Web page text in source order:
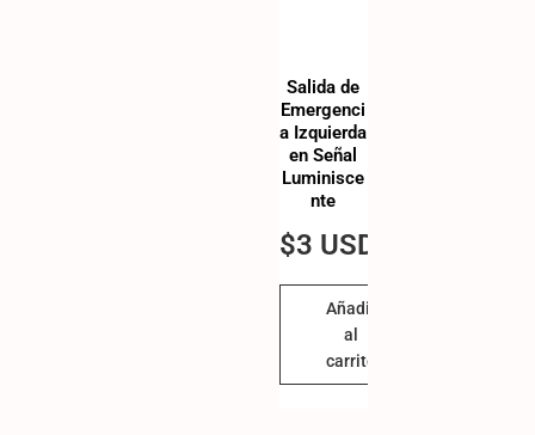
Salida de
Emergenci
a Izquierda
en Señal
Luminisce
nte
$3 USD
Añadir
al
carrito